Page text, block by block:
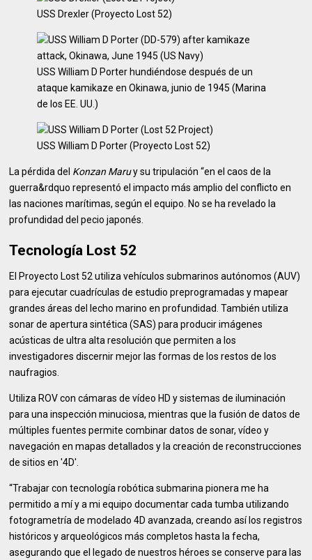
USS Drexler (Proyecto Lost 52)
USS William D Porter hundiéndose después de un
ataque kamikaze en Okinawa, junio de 1945 (Marina
de los EE. UU.)
USS William D Porter (Proyecto Lost 52)
La pérdida del Konzan Maruy su tripulación “en el caos de la
guerra&rdquo representó el impacto más amplio del conflicto en
las naciones marítimas, según el equipo. No se ha revelado la
profundidad del pecio japonés.
Tecnología Lost 52
El Proyecto Lost 52 utiliza vehículos submarinos autónomos (AUV)
para ejecutar cuadrículas de estudio preprogramadas y mapear
grandes áreas del lecho marino en profundidad. También utiliza
sonar de apertura sintética (SAS) para producir imágenes
acústicas de ultra alta resolución que permiten a los
investigadores discernir mejor las formas de los restos de los
naufragios.
Utiliza ROV con cámaras de vídeo HD y sistemas de iluminación
para una inspección minuciosa, mientras que la fusión de datos de
múltiples fuentes permite combinar datos de sonar, vídeo y
navegación en mapas detallados y la creación de reconstrucciones
de sitios en '4D'.
“Trabajar con tecnología robótica submarina pionera me ha
permitido a mí y a mi equipo documentar cada tumba utilizando
fotogrametría de modelado 4D avanzada, creando así los registros
históricos y arqueológicos más completos hasta la fecha,
asegurando que el legado de nuestros héroes se conserve para las